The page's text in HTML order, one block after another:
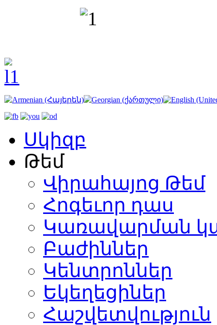
Սկիզբ
Թեմ
Վիրահայոց Թեմ
Հոգեւոր դաս
Կառավարման
Բաժիններ
Կենտրոններ
Եկեղեցիներ
Հաշվետվություն